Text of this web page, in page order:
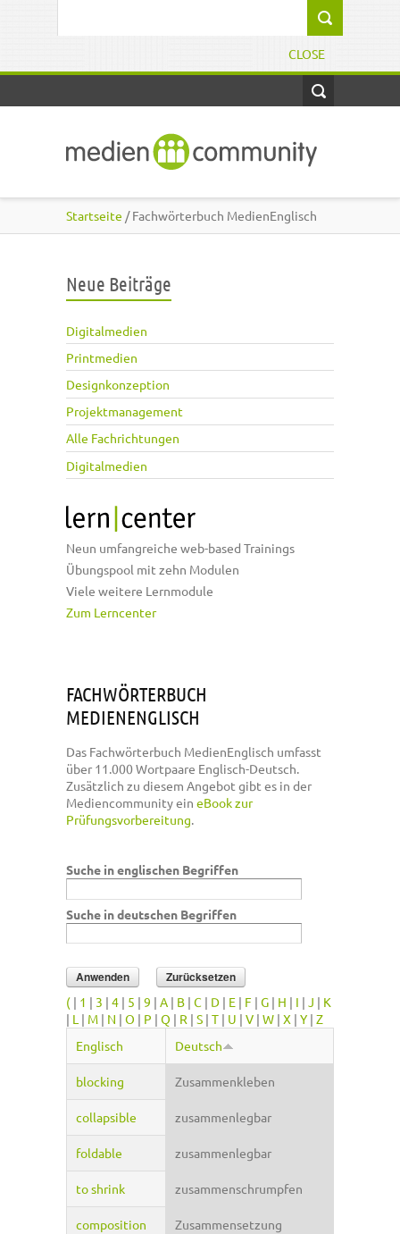
CLOSE
Startseite / Fachwörterbuch MedienEnglisch
Neue Beiträge
Digitalmedien
Printmedien
Designkonzeption
Projektmanagement
Alle Fachrichtungen
Digitalmedien
Neun umfangreiche web-based Trainings
Übungspool mit zehn Modulen
Viele weitere Lernmodule
Zum Lerncenter
FACHWÖRTERBUCH
MEDIENENGLISCH
Das Fachwörterbuch MedienEnglisch umfasst
über 11.000 Wortpaare Englisch-Deutsch.
Zusätzlich zu diesem Angebot gibt es in der
Mediencommunity ein eBook zur
Prüfungsvorbereitung.
Suche in englischen Begriffen
Suche in deutschen Begriffen
( | 1 | 3 | 4 | 5 | 9 | A | B | C | D | E | F | G | H | I | J | K
| L | M | N | O | P | Q | R | S | T | U | V | W | X | Y | Z
Englisch
Deutsch
blocking Zusammenkleben
collapsible zusammenlegbar
foldable zusammenlegbar
to shrink zusammenschrumpfen
composition Zusammensetzung